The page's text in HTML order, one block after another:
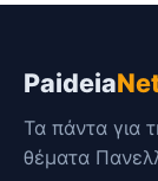
Paideia
Τα πάντα για
θέματα